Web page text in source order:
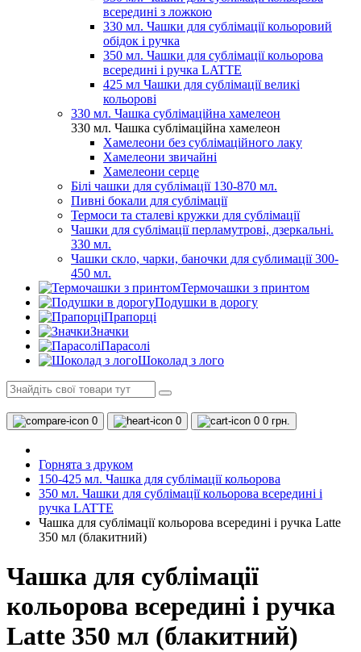
всередині з ложкою
330 мл. Чашки для сублімації кольоровий
обідок і ручка
350 мл. Чашки для сублімації кольорова
всередині і ручка LATTE
425 мл Чашки для сублімації великі
кольорові
330 мл. Чашка сублімаційна хамелеон
330 мл. Чашка сублімаційна хамелеон
Хамелеони без сублімаційного лаку
Хамелеони звичайні
Хамелеони серце
Білі чашки для сублімації 130-870 мл.
Пивні бокали для сублімації
Термоси та сталеві кружки для сублімації
Чашки для сублімації перламутрові, дзеркальні.
330 мл.
Чашки скло, чарки, баночки для сублимації 300-
450 мл.
Термочашки з принтом
Подушки в дорогу
Прапорці
Значки
Парасолі
Шоколад з лого
0 0 0 0 грн.
Горнята з друком
150-425 мл. Чашка для сублімації кольорова
350 мл. Чашки для сублімації кольорова всередині і
ручка LATTE
Чашка для сублімації кольорова всередині і ручка Latte
350 мл (блакитний)
Чашка для сублімації
кольорова всередині і ручка
Latte 350 мл (блакитний)